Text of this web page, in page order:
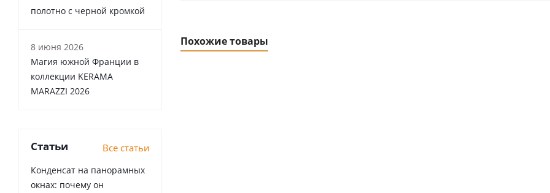
Похожие товары
полотно с черной кромкой
8 июня 2026
Магия южной Франции в
коллекции KERAMA
MARAZZI 2026
Статьи Все статьи
Конденсат на панорамных
окнах: почему он